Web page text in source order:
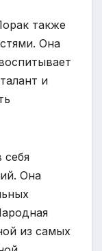
также
Она
и
себя
Она
из самых